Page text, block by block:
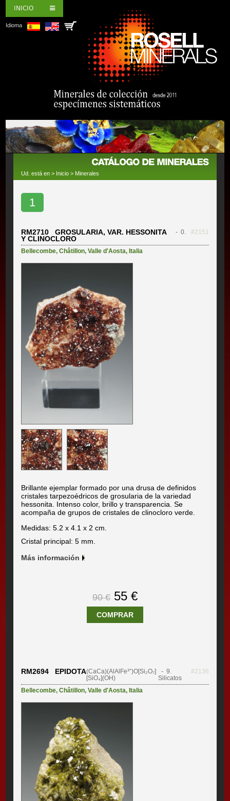
INICIO
Idioma
Ud. está en > Inicio > Minerales
1
RM2710 GROSULARIA, VAR. HESSONITA
Y CLINOCLORO
- 0. #2151
Bellecombe,Châtillon,Valle d'Aosta,Italia
Brillante ejemplar formado por una drusa de definidos
cristales tarpezoédricos de grosularia de la variedad
hessonita. Intenso color, brillo y transparencia. Se
acompaña de grupos de cristales de clinocloro verde.
Medidas: 5.2 x 4.1 x 2 cm.
Cristal principal: 5 mm.
Más información
90 € 55 €
COMPRAR
RM2694 EPIDOTA(CaCa)(AlAlFe³⁺)O[Si₂O₇]
[SiO₄](OH)
- 9.
Silicatos
#2136
Bellecombe,Châtillon,Valle d'Aosta,Italia